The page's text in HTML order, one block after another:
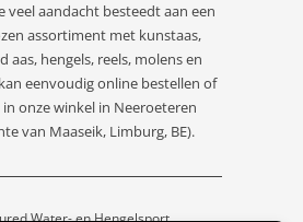
veel aandacht besteedt aan een
assortiment met kunstaas,
aas, hengels, reels, molens en
eenvoudig online bestellen of
onze winkel in Neeroeteren
van Maaseik, Limburg, BE).